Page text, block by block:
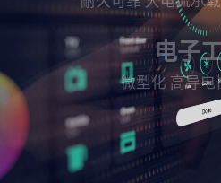
电子
微型化 高导电